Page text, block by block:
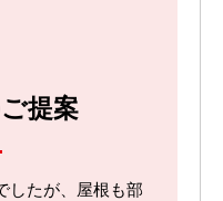
提案
したが、屋根も部